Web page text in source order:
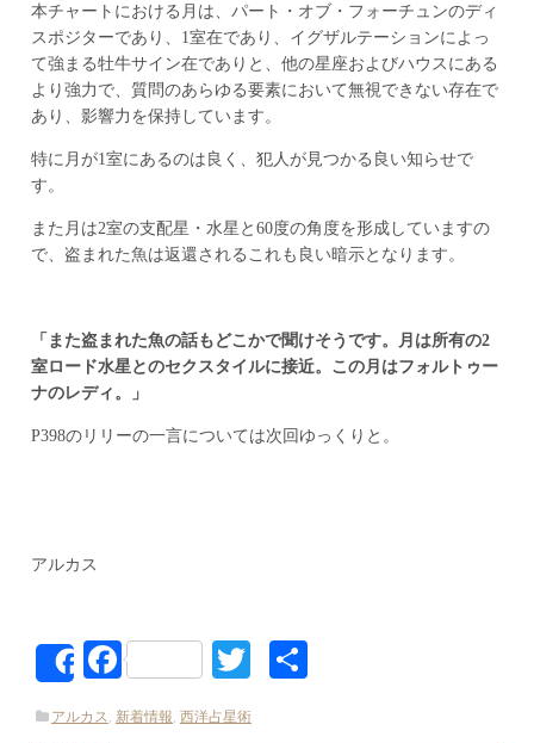
本チャートにおける月は、パート・オブ・フォーチュンのディ
スポジターであり、1室在であり、イグザルテーションによっ
て強まる牡牛サイン在でありと、他の星座およびハウスにある
より強力で、質問のあらゆる要素において無視できない存在で
あり、影響力を保持しています。
特に月が1室にあるのは良く、犯人が見つかる良い知らせで
す。
また月は2室の支配星・水星と60度の角度を形成していますの
で、盗まれた魚は返還されるこれも良い暗示となります。
「また盗まれた魚の話もどこかで聞けそうです。月は所有の2
室ロード水星とのセクスタイルに接近。この月はフォルトゥー
ナのレディ。」
P398のリリーの一言については次回ゆっくりと。
アルカス
ShareFacebook Twitter
アルカス, 新着情報, 西洋占星術